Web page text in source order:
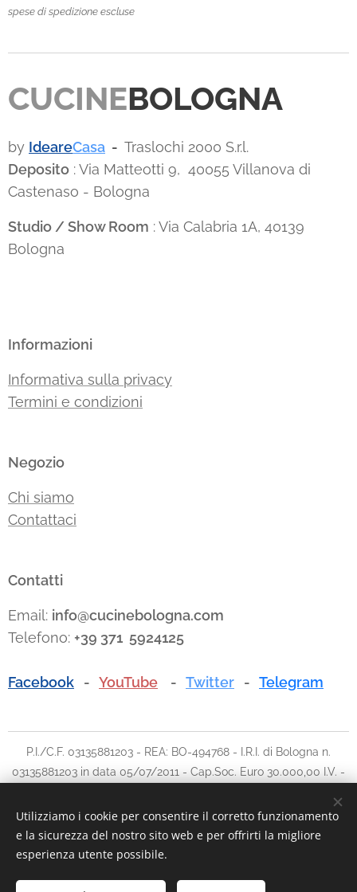
spese di spedizione escluse
CUCINEBOLOGNA
by IdeareCasa - Traslochi 2000 S.r.l.
Deposito : Via Matteotti 9, 40055 Villanova di
Castenaso - Bologna
Studio / Show Room : Via Calabria 1A, 40139
Bologna
Informazioni
Informativa sulla privacy
Termini e condizioni
Negozio
Chi siamo
Contattaci
Contatti
Email: info@cucinebologna.com
Telefono: +39 371 5924125
Facebook - YouTube - Twitter - Telegram
P.I./C.F. 03135881203 - REA: BO-494768 - I.R.I. di Bologna n.
03135881203 in data 05/07/2011 - Cap.Soc. Euro 30.000,00 I.V. -
info@traslochi2000bo.it
Cookies
Utilizziamo i cookie per consentire il corretto funzionamento
e la sicurezza del nostro sito web e per offrirti la migliore
esperienza utente possibile.